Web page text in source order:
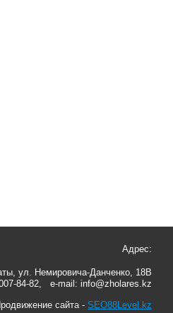
Адрес:
ул. Немировича-Данченко, 18В
84-82, e-mail: info@zholares.kz
сайта - SEO88Level.kz